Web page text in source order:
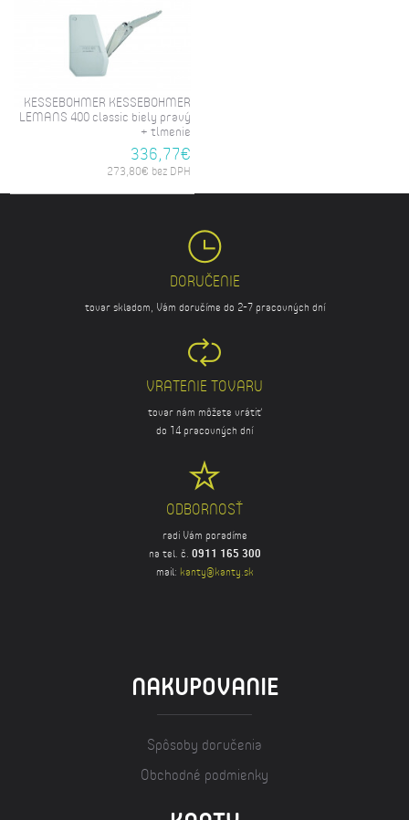
KESSEBOHMER KESSEBOHMER
LEMANS 400 classic biely pravý
+ tlmenie
336,77€
273,80€ bez DPH
DORUČENIE
tovar skladom, Vám doručíme do 2-7 pracovných dní
VRATENIE TOVARU
tovar nám môžete vrátiť
do 14 pracovných dní
ODBORNOSŤ
radi Vám poradíme
na tel. č. 0911 165 300
mail: kanty@kanty.sk
NAKUPOVANIE
Spôsoby doručenia
Obchodné podmienky